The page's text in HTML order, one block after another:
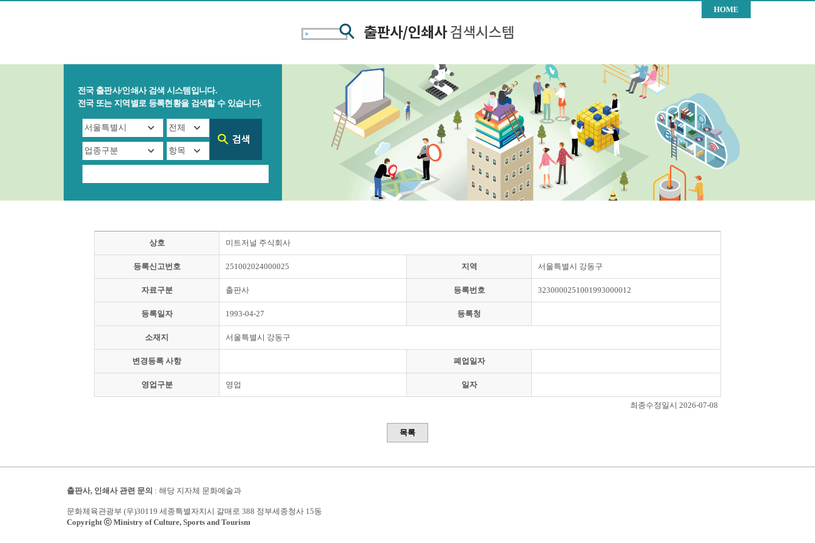
HOME
전국 출판사/인쇄사 검색 시스템입니다.
전국 또는 지역별로 등록현황을 검색할 수 있습니다.
상호 미트저널 주식회사
등록신고번호 251002024000025 지역 서울특별시 강동구
자료구분 출판사 등록번호 3230000251001993000012
등록일자 1993-04-27 등록청
소재지 서울특별시 강동구
변경등록 사항 폐업일자
영업구분 영업 일자
최종수정일시 2026-07-08
목록
출판사, 인쇄사 관련 문의 : 해당 지자체 문화예술과
문화체육관광부 (우)30119 세종특별자치시 갈매로 388 정부세종청사 15동
Copyright ⓒ Ministry of Culture, Sports and Tourism